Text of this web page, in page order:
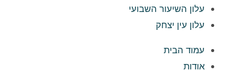
עלון השיעור השבועי
עלון עין יצחק
עמוד הבית
אודות